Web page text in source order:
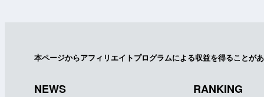
本ページからアフィリエイトプログラムによる収益を得ることが
NEWS RANKING